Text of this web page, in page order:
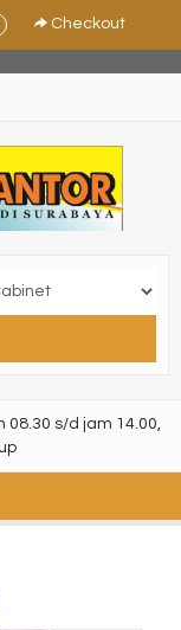
Checkout
s/d jam 14.00,